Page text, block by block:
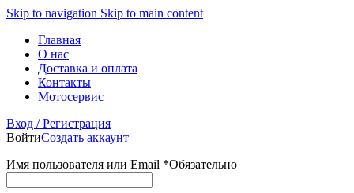
Skip to navigation Skip to main content
Главная
О нас
Доставка и оплата
Контакты
Мотосервис
Вход / Регистрация
ВойтиСоздать аккаунт
Имя пользователя или Email *Обязательно